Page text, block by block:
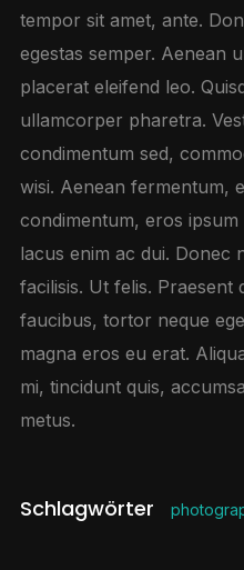
tempor sit amet, ante.
egestas semper. Aenean
placerat eleifend leo.
ullamcorper pharetra.
condimentum sed,
wisi. Aenean fermentum,
condimentum, eros
lacus enim ac dui. Donec
facilisis. Ut felis. Praesent
faucibus, tortor neque
magna eros eu erat.
mi, tincidunt quis,
metus.
Schlagwörter